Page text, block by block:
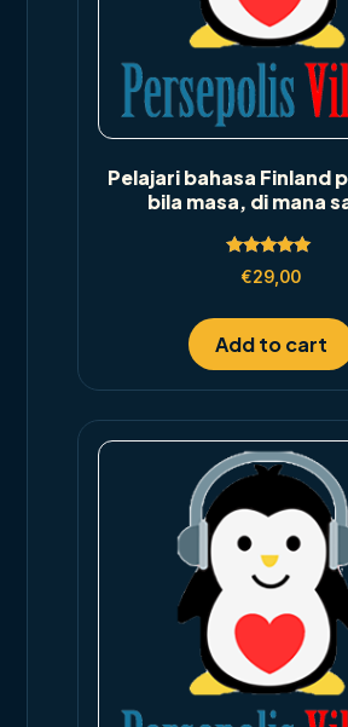
Pelajari bahasa Finland
bila masa, di mana
Rated
5.00
€29,00
Add to cart